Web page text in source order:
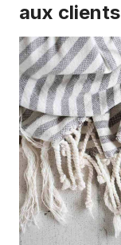
aux clients